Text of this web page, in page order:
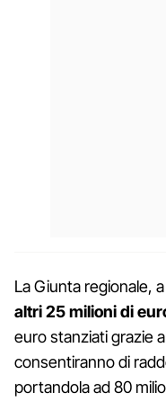
La Giunta regionale,
altri 25 milioni di
euro stanziati grazie
consentiranno di
portandola ad 80